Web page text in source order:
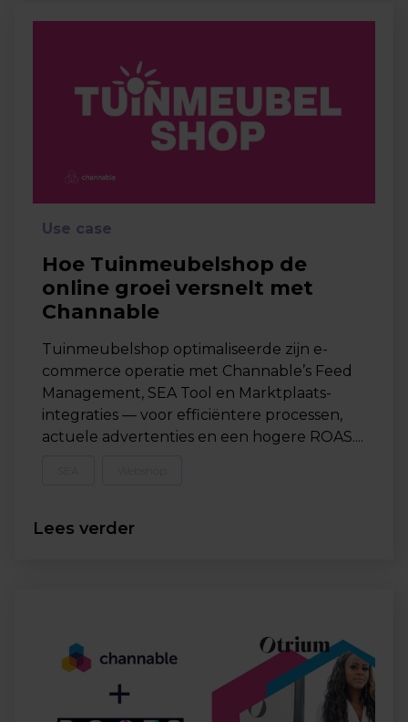
Use case
Hoe Tuinmeubelshop de
online groei versnelt met
Channable
Tuinmeubelshop optimaliseerde zijn e-
commerce operatie met Channable’s Feed
Management, SEA Tool en Marktplaats-
integraties — voor efficiëntere processen,
actuele advertenties en een hogere ROAS....
Lees verder